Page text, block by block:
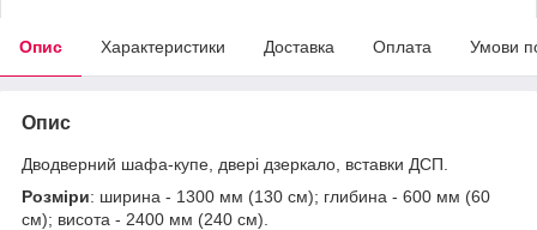
Опис Характеристики Доставка Оплата Умови
Опис
Дводверний шафа-купе, двері дзеркало, вставки ДСП.
Розміри: ширина - 1300 мм (130 см); глибина - 600 мм (60
см); висота - 2400 мм (240 см).